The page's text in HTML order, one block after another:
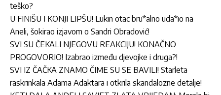
teško?
U FINIŠU I KONJI LIPŠU! Lukin otac bru*alno uda*io na
Aneli, šokirao izjavom o Sandri Obradović!
SVI SU ČEKALI NJEGOVU REAKCIJU! KONAČNO
PROGOVORIO! Izabrao između djevojke i druga?!
SVI IZ ČAČKA ZNAMO ČIME SU SE BAVILI! Starleta
raskrinkala Adama Adaktara i otkrila skandalozne detalje!